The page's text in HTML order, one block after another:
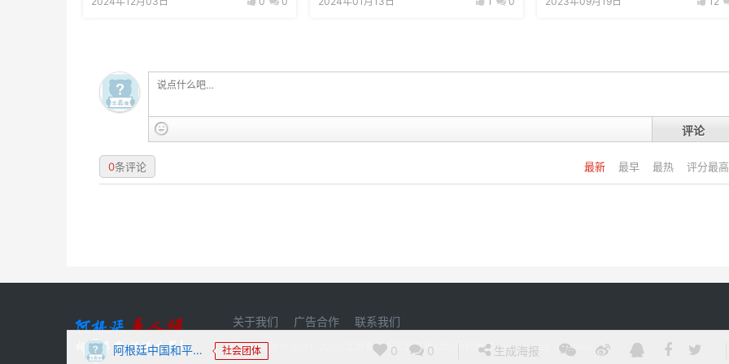
阿根廷中国和平统一促进会 社会团体 0 0 生成海报
评论
最新 最早 最热 评分最高
0条评论
关于我们 广告合作 联系我们
Copyright © 2011-2020 江西省刘氏实业有限公司 版权所有Powered by argchina